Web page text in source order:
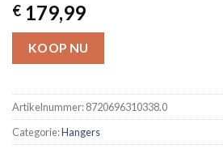
€ 179,99
KOOP NU
Artikelnummer:8720696310338.0
Categorie:Hangers